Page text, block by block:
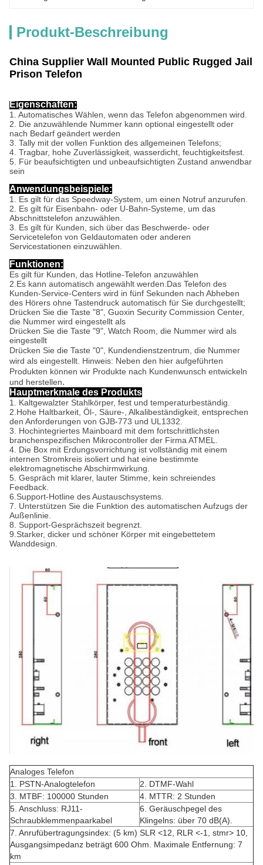
Produkt-Beschreibung
China Supplier Wall Mounted Public Rugged Jail
Prison Telefon
Eigenschaften:
1. Automatisches Wählen, wenn das Telefon abgenommen wird.
2. Die anzuwählende Nummer kann optional eingestellt oder
nach Bedarf geändert werden
3. Tally mit der vollen Funktion des allgemeinen Telefons;
4. Tragbar, hohe Zuverlässigkeit, wasserdicht, feuchtigkeitsfest.
5. Für beaufsichtigten und unbeaufsichtigten Zustand anwendbar
sein
Anwendungsbeispiele:
1. Es gilt für das Speedway-System, um einen Notruf anzurufen.
2. Es gilt für Eisenbahn- oder U-Bahn-Systeme, um das
Abschnittstelefon anzuwählen.
3. Es gilt für Kunden, sich über das Beschwerde- oder
Servicetelefon von Geldautomaten oder anderen
Servicestationen einzuwählen.
Funktionen:
Es gilt für Kunden, das Hotline-Telefon anzuwählen
2.Es kann automatisch angewählt werden.Das Telefon des
Kunden-Service-Centers wird in fünf Sekunden nach Abheben
des Hörers ohne Tastendruck automatisch für Sie durchgestellt;
Drücken Sie die Taste "8", Guoxin Security Commission Center,
die Nummer wird eingestellt als
Drücken Sie die Taste "9", Watch Room, die Nummer wird als
eingestellt
Drücken Sie die Taste "0", Kundendienstzentrum, die Nummer
wird als eingestellt. Hinweis: Neben den hier aufgeführten
Produkten können wir Produkte nach Kundenwunsch entwickeln
und herstellen.
Hauptmerkmale des Produkts
1. Kaltgewalzter Stahlkörper, fest und temperaturbeständig.
2.Hohe Haltbarkeit, Öl-, Säure-, Alkalibeständigkeit, entsprechen
den Anforderungen von GJB-773 und UL1332.
3. Hochintegriertes Mainboard mit dem fortschrittlichsten
branchenspezifischen Mikrocontroller der Firma ATMEL.
4. Die Box mit Erdungsvorrichtung ist vollständig mit einem
internen Stromkreis isoliert und hat eine bestimmte
elektromagnetische Abschirmwirkung.
5. Gespräch mit klarer, lauter Stimme, kein schreiendes
Feedback.
6.Support-Hotline des Austauschsystems.
7. Unterstützen Sie die Funktion des automatischen Aufzugs der
Außenlinie.
8. Support-Gesprächszeit begrenzt.
9.Starker, dicker und schöner Körper mit eingebettetem
Wanddesign.
Analoges Telefon
1. PSTN-Analogtelefon
2. DTMF-Wahl
3. MTBF: 100000 Stunden
4. MTTR: ​​2 Stunden
5. Anschluss: RJ11-
Schraubklemmenpaarkabel
6. Geräuschpegel des
Klingelns: über 70 dB(A).
7. Anrufübertragungsindex: (5 km) SLR <12, RLR <-1, stmr> 10,
Ausgangsimpedanz beträgt 600 Ohm. Maximale Entfernung: 7
km